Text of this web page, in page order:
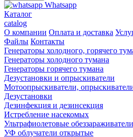
Whatsapp
Каталог
catalog
О компании Оплата и доставка
Файлы Контакты
Генераторы холодного, горячего
Генераторы холодного тумана
Генераторы горячего тумана
Дезустановки и опрыскиватели
Мотоопрыскиватели,
Дезустановки
Дезинфекция и дезинсекция
Истребление насекомых
Ультрафиолетовые
УФ облучатели открытые